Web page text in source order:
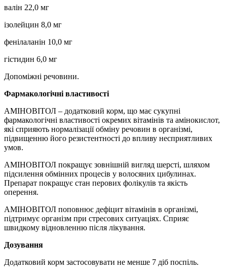
валін 22,0 мг
ізолейцин 8,0 мг
фенілаланін 10,0 мг
гістидин 6,0 мг
Допоміжні речовини.
Фармакологічні властивості
АМІНОВІТОЛ – додатковий корм, що має сукупні
фармакологічні властивості окремих вітамінів та амінокислот,
які сприяють нормалізації обміну речовин в організмі,
підвищенню його резистентності до впливу несприятливих
умов.
АМІНОВІТОЛ покращує зовнішній вигляд шерсті, шляхом
підсилення обмінних процесів у волосяних цибулинах.
Препарат покращує стан перових фолікулів та якість
оперення.
АМІНОВІТОЛ поповнює дефіцит вітамінів в організмі,
підтримує організм при стресових ситуаціях. Сприяє
швидкому відновленню після лікування.
Дозування
Додатковий корм застосовувати не менше 7 діб поспіль.